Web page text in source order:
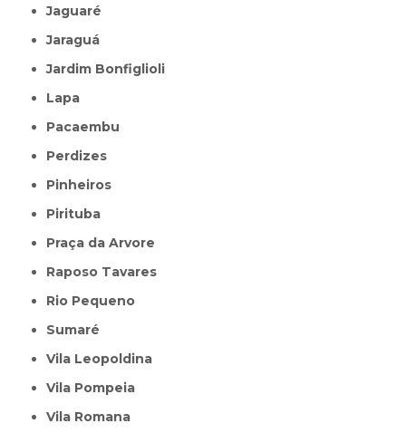
Jaguaré
Jaraguá
Jardim Bonfiglioli
Lapa
Pacaembu
Perdizes
Pinheiros
Pirituba
Praça da Arvore
Raposo Tavares
Rio Pequeno
Sumaré
Vila Leopoldina
Vila Pompeia
Vila Romana